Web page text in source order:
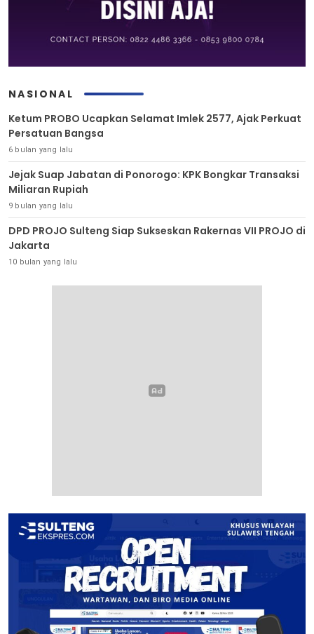
NASIONAL
Ketum PROBO Ucapkan Selamat Imlek 2577, Ajak Perkuat
Persatuan Bangsa
6 bulan yang lalu
Jejak Suap Jabatan di Ponorogo: KPK Bongkar Transaksi
Miliaran Rupiah
9 bulan yang lalu
DPD PROJO Sulteng Siap Sukseskan Rakernas VII PROJO di
Jakarta
10 bulan yang lalu